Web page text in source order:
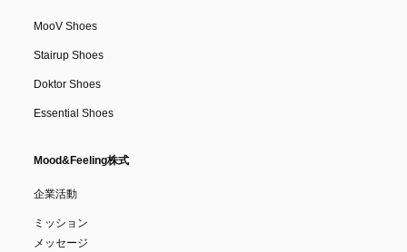
MooV Shoes
Stairup Shoes
Doktor Shoes
Essential Shoes
Mood&Feeling株式
企業活動
ミッション
メッセージ